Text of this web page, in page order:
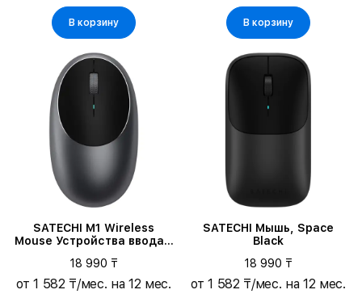
В корзину В корзину
SATECHI M1 Wireless
Mouse Устройства ввода -
18 990 ₸
от 1 582 ₸/мес. на 12 мес.
SATECHI Мышь, Space
Black
18 990 ₸
от 1 582 ₸/мес. на 12 мес.